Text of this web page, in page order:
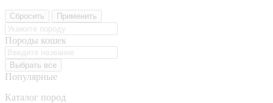
Сбросить Применить
Породы кошек
Выбрать все
Популярные
Каталог пород